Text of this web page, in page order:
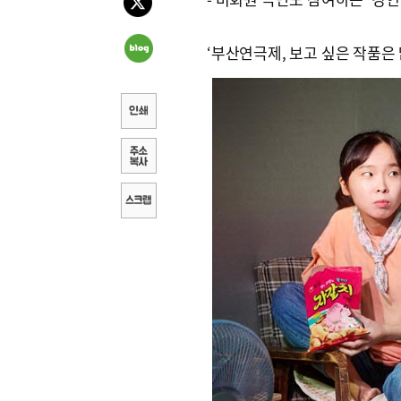
‘부산연극제, 보고 싶은 작품